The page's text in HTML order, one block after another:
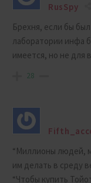
RusSpy
Брехня, если бы
лаборатории инфа
имеется, но не для
28
“Миллионы людей,
им делать в среду
“Чтобы купить